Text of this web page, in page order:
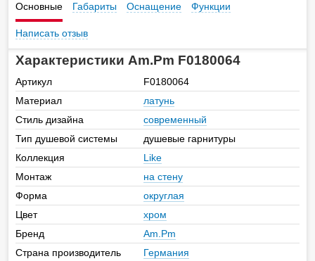
Основные Габариты Оснащение Функции
Написать отзыв
Характеристики Am.Pm F0180064
Артикул
F0180064
Материал
латунь
Стиль дизайна
современный
Тип душевой системы
душевые гарнитуры
Коллекция
Like
Монтаж
на стену
Форма
округлая
Цвет
хром
Бренд
Am.Pm
Страна производитель
Германия